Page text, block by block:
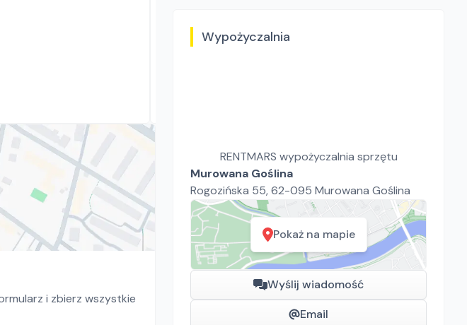
Wypożyczalnia
RENTMARS wypożyczalnia sprzętu
Murowana Goślina
Rogozińska 55, 62-095 Murowana Goślina
Pokaż na mapie
Wyślij wiadomość
Email
RENTMARS wypożyczalnia sprzętu
i zbierz wszystkie